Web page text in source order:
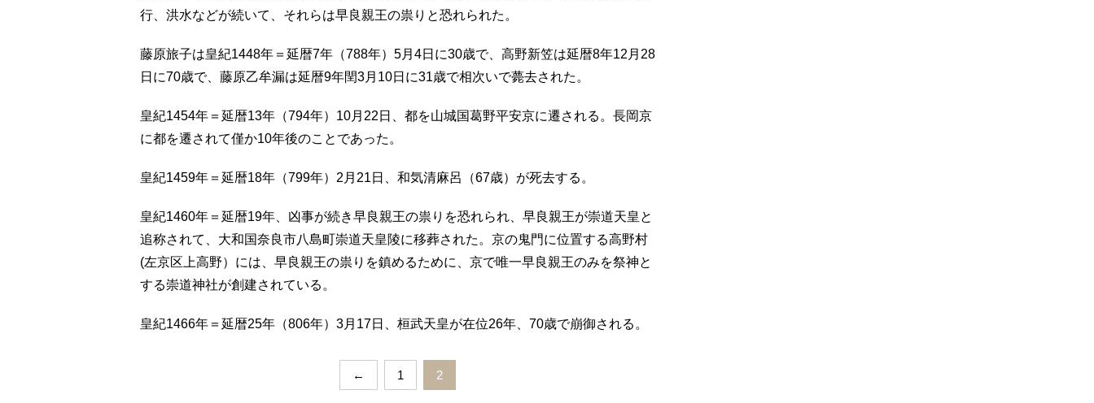
行、洪水などが続いて、それらは早良親王の祟りと恐れられた。
藤原旅子は皇紀1448年＝延暦7年（788年）5月4日に30歳で、高野新笠は延暦8年12月28
日に70歳で、藤原乙牟漏は延暦9年閏3月10日に31歳で相次いで薨去された。
皇紀1454年＝延暦13年（794年）10月22日、都を山城国葛野平安京に遷される。長岡京
に都を遷されて僅か10年後のことであった。
皇紀1459年＝延暦18年（799年）2月21日、和気清麻呂（67歳）が死去する。
皇紀1460年＝延暦19年、凶事が続き早良親王の祟りを恐れられ、早良親王が崇道天皇と
追称されて、大和国奈良市八島町崇道天皇陵に移葬された。京の鬼門に位置する高野村
(左京区上高野）には、早良親王の祟りを鎮めるために、京で唯一早良親王のみを祭神と
する崇道神社が創建されている。
皇紀1466年＝延暦25年（806年）3月17日、桓武天皇が在位26年、70歳で崩御される。
← 1 2